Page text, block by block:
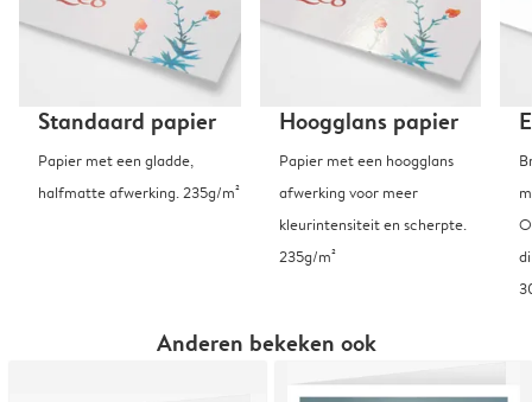
Standaard papier
Papier met een gladde,
halfmatte afwerking. 235g/m²
Hoogglans papier
Papier met een hoogglans
afwerking voor meer
kleurintensiteit en scherpte.
235g/m²
Anderen bekeken ook